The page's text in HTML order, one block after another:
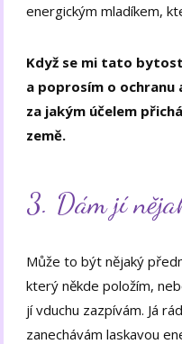
energickým mladíkem,
Když se mi tato
a poprosím o ochranu
za jakým účelem
země.
3. Dám jí
Může to být nějaký
který někde položím,
jí vduchu zazpívám. Já
zanechávám laskavou